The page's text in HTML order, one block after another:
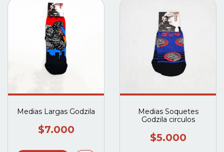
Medias Largas Godzila
$7.000
Medias Soquetes
Godzila circulos
$5.000